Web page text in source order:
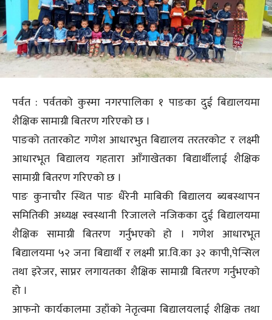
पर्वत : पर्वतको कुस्मा नगरपालिका १ पाङका दुई बिद्यालयमा
शैक्षिक सामाग्री बितरण गरिएको छ ।
पाङको ततारकोट गणेश आधारभुत बिद्यालय तरतरकोट र लक्ष्मी
आधारभूत बिद्यालय गहतारा आँगाखेतका बिद्यार्थीलाई शैक्षिक
सामाग्री बितरण गरिएको छ ।
पाङ कुनाचौर स्थित पाङ धैरेनी माबिकी बिद्यालय ब्यबस्थापन
समितिकी अध्यक्ष स्वस्थानी रिजालले नजिकका दुई बिद्यालयमा
शैक्षिक सामाग्री बितरण गर्नुभएको हो । गणेश आधारभूत
बिद्यालयमा ५२ जना बिद्यार्थी र लक्ष्मी प्रा.वि.का ३२ कापी,पेन्सिल
तथा इरेजर, साप्नर लगायतका शैक्षिक सामाग्री बितरण गर्नुभएको
हो ।
आफनो कार्यकालमा उहाँको नेतृत्वमा बिद्यालयलाई शैक्षिक तथा